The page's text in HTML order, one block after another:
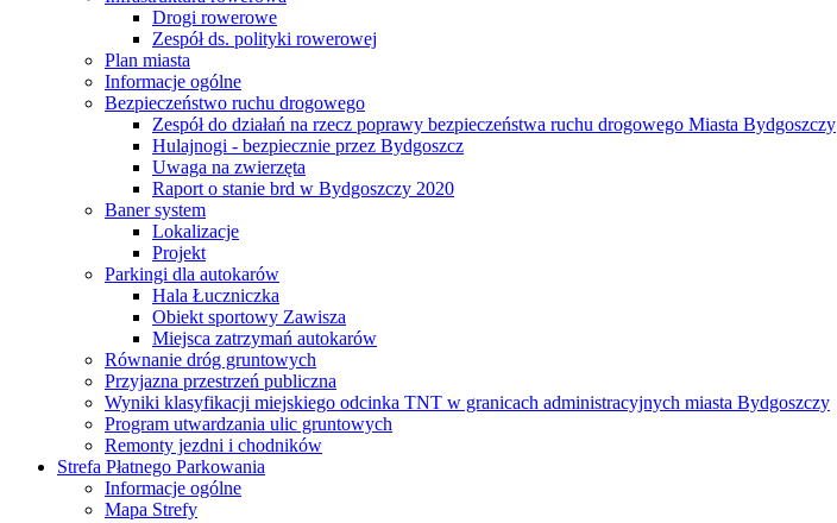
Drogi rowerowe
Zespół ds. polityki rowerowej
Plan miasta
Informacje ogólne
Bezpieczeństwo ruchu drogowego
Zespół do działań na rzecz poprawy bezpieczeństwa ruchu drogowego Miasta Bydgoszczy
Hulajnogi - bezpiecznie przez Bydgoszcz
Uwaga na zwierzęta
Raport o stanie brd w Bydgoszczy 2020
Baner system
Lokalizacje
Projekt
Parkingi dla autokarów
Hala Łuczniczka
Obiekt sportowy Zawisza
Miejsca zatrzymań autokarów
Równanie dróg gruntowych
Przyjazna przestrzeń publiczna
Wyniki klasyfikacji miejskiego odcinka TNT w granicach administracyjnych miasta Bydgoszczy
Program utwardzania ulic gruntowych
Remonty jezdni i chodników
Strefa Płatnego Parkowania
Informacje ogólne
Mapa Strefy